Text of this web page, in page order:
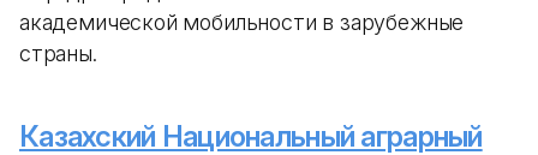
академической мобильности в зарубежные
страны.
Казахский Национальный аграрный